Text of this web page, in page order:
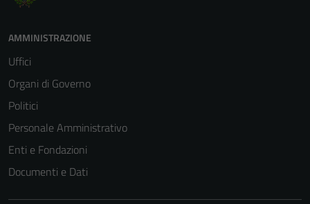
AMMINISTRAZIONE
Uffici
Organi di Governo
Politici
Personale Amministrativo
Enti e Fondazioni
Documenti e Dati